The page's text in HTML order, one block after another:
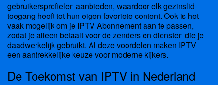
gebruikersprofielen aanbieden, waardoor elk gezinslid
toegang heeft tot hun eigen favoriete content. Ook is het
vaak mogelijk om je IPTV Abonnement aan te passen,
zodat je alleen betaalt voor de zenders en diensten die je
daadwerkelijk gebruikt. Al deze voordelen maken IPTV
een aantrekkelijke keuze voor moderne kijkers.
De Toekomst van IPTV in Nederland